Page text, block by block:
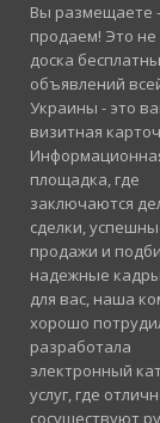
Вы размещаете
продаем! Это не
доска
объявлений
Украины - это
визитная
площадка, где
заключаются
сделки,
продажи и
надежные
для вас, наша
хорошо
разработала
электронный
услуг, где
сосуществуют